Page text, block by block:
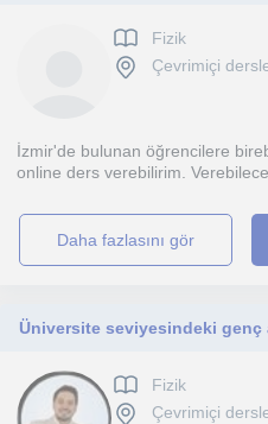
Fizik
Çevrimiçi
İzmir'de bulunan öğrencilere
online ders verebilirim.
daha fazlasını gör
Fizik
Çevrimiçi